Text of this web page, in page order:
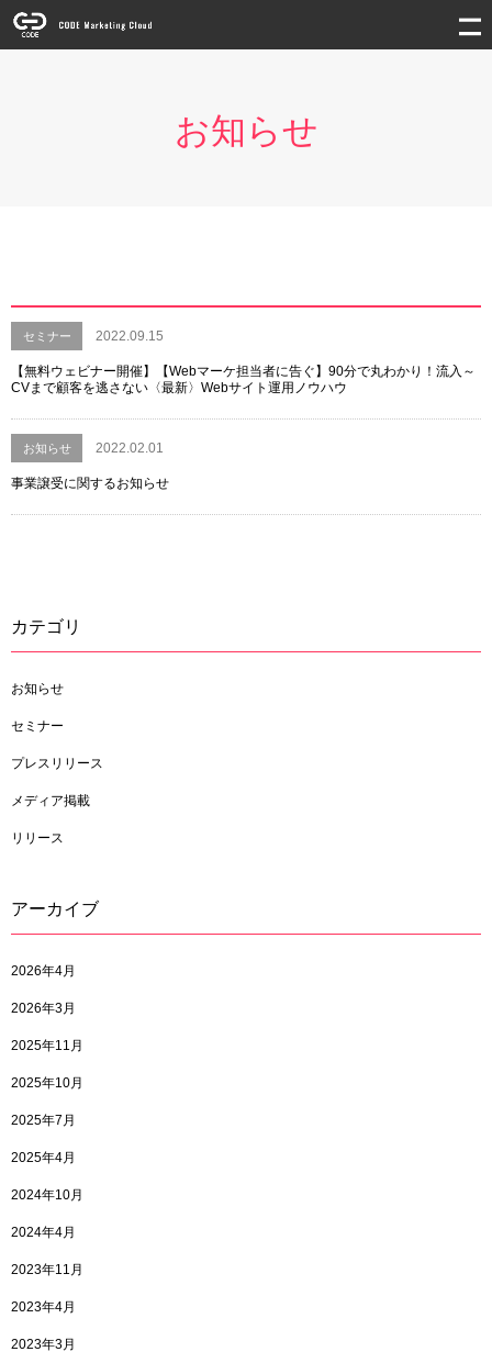
お知らせ
セミナー 2022.09.15
【無料ウェビナー開催】【Webマーケ担当者に告ぐ】90分で丸わかり！流入～
CVまで顧客を逃さない〈最新〉Webサイト運用ノウハウ
お知らせ 2022.02.01
事業譲受に関するお知らせ
カテゴリ
お知らせ
セミナー
プレスリリース
メディア掲載
リリース
アーカイブ
2026年4月
2026年3月
2025年11月
2025年10月
2025年7月
2025年4月
2024年10月
2024年4月
2023年11月
2023年4月
2023年3月